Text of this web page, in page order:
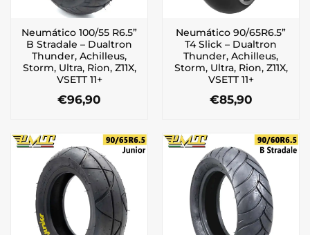
Neumático 100/55 R6.5”
B Stradale – Dualtron
Thunder, Achilleus,
Storm, Ultra, Rion, Z11X,
VSETT 11+
€96,90
Neumático 90/65R6.5”
T4 Slick – Dualtron
Thunder, Achilleus,
Storm, Ultra, Rion, Z11X,
VSETT 11+
€85,90